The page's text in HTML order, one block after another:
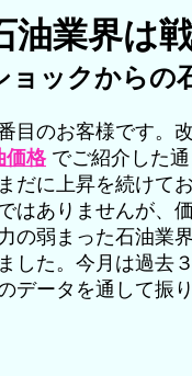
油業界は
ックからの
目のお客様です。
価格でご紹介した通
だに上昇を続けて
はありませんが、
の弱まった石油業
した。今月は過去
データを通して振